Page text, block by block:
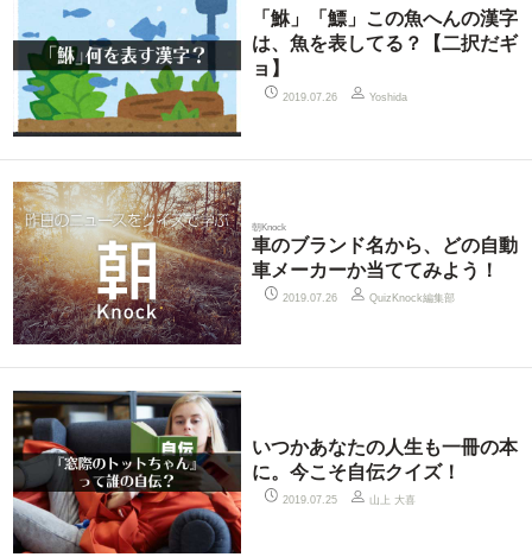
「鮴」「鰾」この魚へんの漢字
は、魚を表してる？【二択だギ
ョ】
2019.07.26 Yoshida
朝Knock
車のブランド名から、どの自動
車メーカーか当ててみよう！
2019.07.26 QuizKnock編集部
いつかあなたの人生も一冊の本
に。今こそ自伝クイズ！
2019.07.25 山上 大喜